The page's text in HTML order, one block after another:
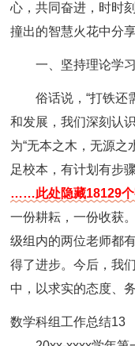
心，共同奋进，时时
撞出的智慧火花中分
一、坚持理论学
俗话说，“打铁还
和发展，我们深刻认
为“无本之木，无源之
足校本，有计划有步
……此处隐藏18129
一份耕耘，一份收获
级组内的两位老师都
得了进步。今后，我
中，以求实的态度、
数学科组工作总结13